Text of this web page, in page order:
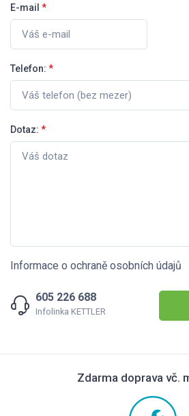
E-mail *
Telefon: *
Dotaz: *
Informace o ochraně osobních údajů
605 226 688
Infolinka KETTLER
Zdarma doprava vč.